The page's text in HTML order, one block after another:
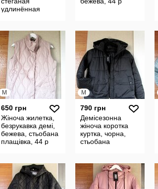
удлинённая
Германия
M
650 грн
Жіноча жилетка,
безрукавка демі,
бежева, стьобана
плащівка, 44 р
M
790 грн
Демісезонна
жіноча коротка
куртка, чорна,
стьобана